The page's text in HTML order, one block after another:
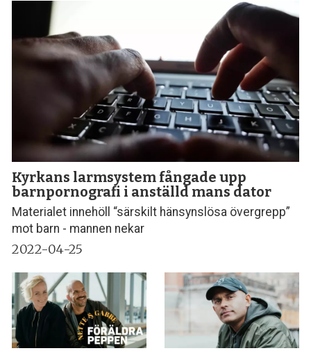
Kyrkans larmsystem fångade upp
barnpornografi i anställd mans dator
Materialet innehöll “särskilt hänsynslösa övergrepp”
mot barn - mannen nekar
2022-04-25